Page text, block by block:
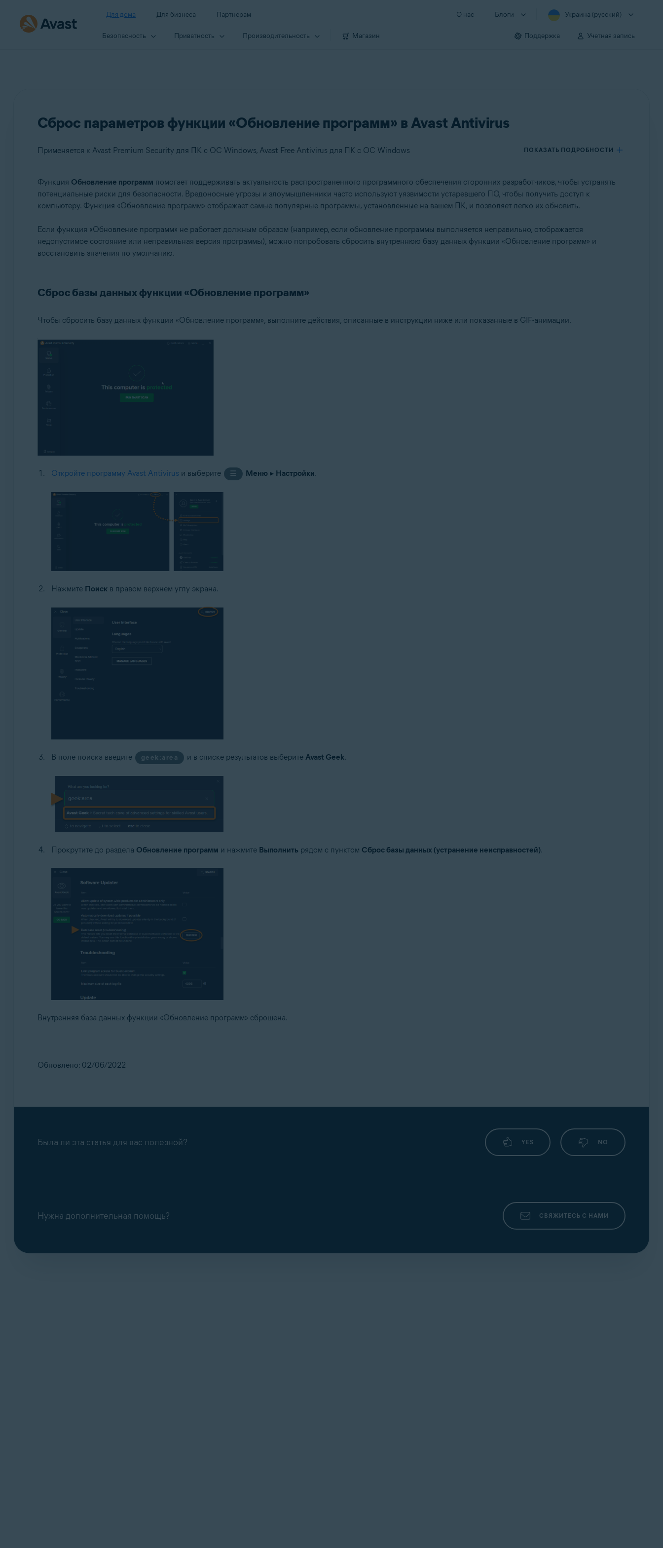
Для дома Для бизнеса Партнерам О нас Блоги Украина (русский)
Безопасность Приватность Производи­тельность Магазин Поддержка Учетная запись
Сброс параметров функции «Обновление программ» в Avast Antivirus
Применяется к Avast Premium Security для ПК с ОС Windows, Avast Free Antivirus для ПК с ОС Windows ПОКАЗАТЬ ПОДРОБНОСТИ
Avast Premium Security 22.x для ПК с ОС Windows
Операционные системы:
Microsoft Windows 11 Home / Pro / Enterprise / Education
Microsoft Windows 8 / Pro / Enterprise — 32- или 64-разрядная версия
Функция Обновление программ помогает поддерживать актуальность распространенного программного обеспечения сторонних разработчиков, чтобы устранять
потенциальные риски для безопасности. Вредоносные угрозы и злоумышленники часто используют уязвимости устаревшего ПО, чтобы получить доступ к
компьютеру. Функция «Обновление программ» отображает самые популярные программы, установленные на вашем ПК, и позволяет легко их обновить.
Если функция «Обновление программ» не работает должным образом (например, если обновление программы выполняется неправильно, отображается
недопустимое состояние или неправильная версия программы), можно попробовать сбросить внутреннюю базу данных функции «Обновление программ» и
восстановить значения по умолчанию.
Сброс базы данных функции «Обновление программ»
Чтобы сбросить базу данных функции «Обновление программ», выполните действия, описанные в инструкции ниже или показанные в GIF-анимации.
Откройте программу Avast Antivirus и выберите ☰ Меню ▸ Настройки.
Нажмите Поискв правом верхнем углу экрана.
В поле поиска введите geek:area и в списке результатов выберитеAvast Geek.
Прокрутите до раздела Обновление программ и нажмите Выполнить рядом с пунктом Сброс базы данных (устранение неисправностей).
Внутренняя база данных функции «Обновление программ» сброшена.
Обновлено: 02/06/2022
Была ли эта статья для вас полезной? YES NO
Нужна дополнительная помощь? СВЯЖИТЕСЬ С НАМИ